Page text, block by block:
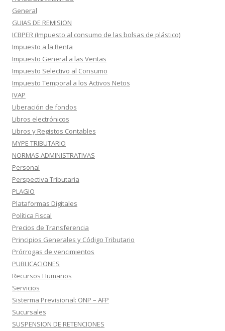
General
GUIAS DE REMISION
ICBPER (Impuesto al consumo de las bolsas de plástico)
Impuesto a la Renta
Impuesto General a las Ventas
Impuesto Selectivo al Consumo
Impuesto Temporal a los Activos Netos
IVAP
Liberación de fondos
Libros electrónicos
Libros y Registos Contables
MYPE TRIBUTARIO
NORMAS ADMINISTRATIVAS
Personal
Perspectiva Tributaria
PLAGIO
Plataformas Digitales
Política Fiscal
Precios de Transferencia
Principios Generales y Código Tributario
Prórrogas de vencimientos
PUBLICACIONES
Recursos Humanos
Servicios
Sisterma Previsional: ONP – AFP
Sucursales
SUSPENSION DE RETENCIONES